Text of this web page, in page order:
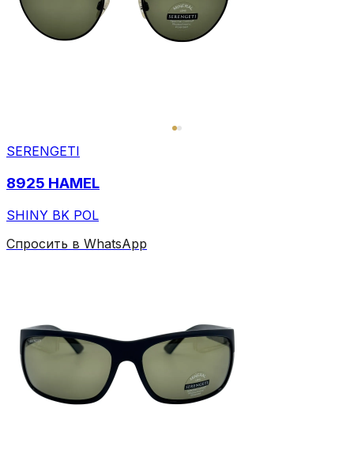
SERENGETI
8925 HAMEL
SHINY BK POL
Спросить в WhatsApp